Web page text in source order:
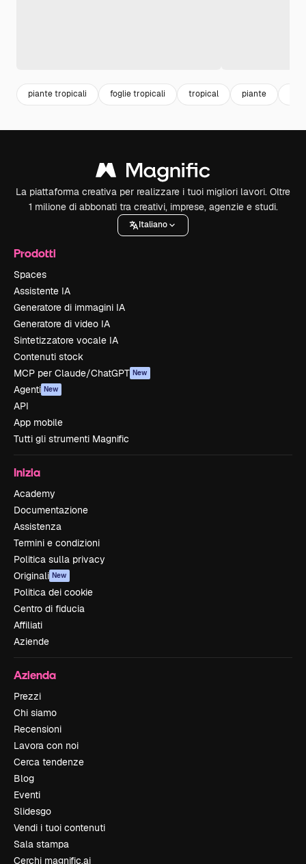
piante tropicali foglie tropicali tropical piante
La piattaforma creativa per realizzare i tuoi migliori lavori. Oltre
1 milione di abbonati tra creativi, imprese, agenzie e studi.
Italiano
Prodotti
Spaces
Assistente IA
Generatore di immagini IA
Generatore di video IA
Sintetizzatore vocale IA
Contenuti stock
MCP per Claude/ChatGPT New
Agenti New
API
App mobile
Tutti gli strumenti Magnific
Inizia
Academy
Documentazione
Assistenza
Termini e condizioni
Politica sulla privacy
Originali New
Politica dei cookie
Centro di fiducia
Affiliati
Aziende
Azienda
Prezzi
Chi siamo
Recensioni
Lavora con noi
Cerca tendenze
Blog
Eventi
Slidesgo
Vendi i tuoi contenuti
Sala stampa
Cerchi magnific.ai